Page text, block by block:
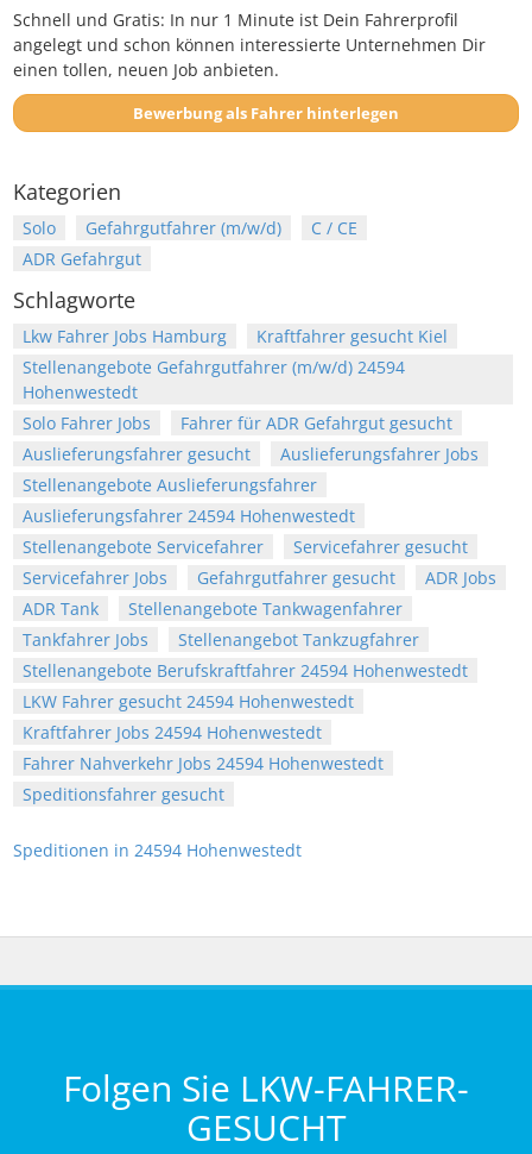
Schnell und Gratis: In nur 1 Minute ist Dein Fahrerprofil
angelegt und schon können interessierte Unternehmen Dir
einen tollen, neuen Job anbieten.
Bewerbung als Fahrer hinterlegen
Kategorien
Solo Gefahrgutfahrer (m/w/d)
C / CE
ADR Gefahrgut
Schlagworte
Lkw Fahrer Jobs Hamburg
Kraftfahrer gesucht Kiel
Stellenangebote Gefahrgutfahrer (m/w/d) 24594
Hohenwestedt
Solo Fahrer Jobs
Fahrer für ADR Gefahrgut gesucht
Auslieferungsfahrer gesucht
Auslieferungsfahrer Jobs
Stellenangebote Auslieferungsfahrer
Auslieferungsfahrer 24594 Hohenwestedt
Stellenangebote Servicefahrer
Servicefahrer gesucht
Servicefahrer Jobs
Gefahrgutfahrer gesucht
ADR Jobs
ADR Tank
Stellenangebote Tankwagenfahrer
Tankfahrer Jobs
Stellenangebot Tankzugfahrer
Stellenangebote Berufskraftfahrer 24594 Hohenwestedt
LKW Fahrer gesucht 24594 Hohenwestedt
Kraftfahrer Jobs 24594 Hohenwestedt
Fahrer Nahverkehr Jobs 24594 Hohenwestedt
Speditionsfahrer gesucht
Speditionen in 24594 Hohenwestedt
Folgen Sie LKW-FAHRER-
GESUCHT